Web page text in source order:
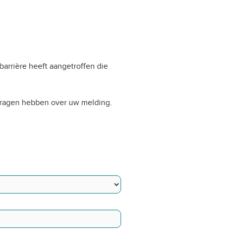
heeft aangetroffen die
hebben over uw melding.